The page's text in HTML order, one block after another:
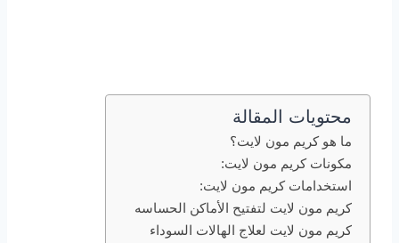
محتويات المقالة
ما هو كريم مون لايت؟
مكونات كريم مون لايت:
استخدامات كريم مون لايت:
كريم مون لايت لتفتيح الأماكن الحساسه
كريم مون لايت لعلاج الهالات السوداء